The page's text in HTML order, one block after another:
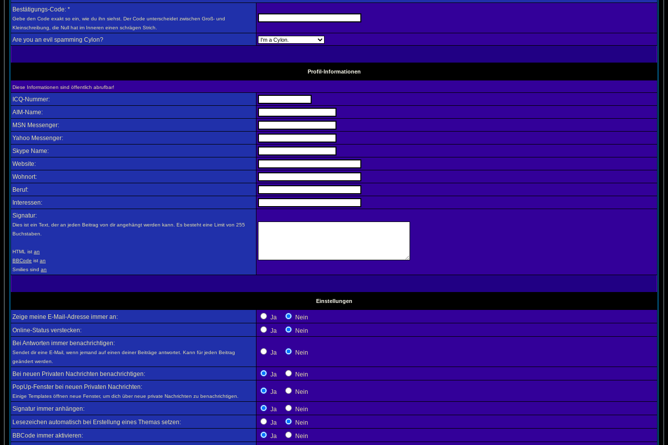
Bestätigungs-Code: *
Gebe den Code exakt so ein, wie du ihn siehst. Der Code unterscheidet zwischen Groß- und
Kleinschreibung, die Null hat im Inneren einen schrägen Strich.
Are you an evil spamming Cylon?
Profil-Informationen
Diese Informationen sind öffentlich abrufbar!
ICQ-Nummer:
AIM-Name:
MSN Messenger:
Yahoo Messenger:
Skype Name:
Website:
Wohnort:
Beruf:
Interessen:
Signatur:
Dies ist ein Text, der an jeden Beitrag von dir angehängt werden kann. Es besteht eine Limit von 255
Buchstaben.
HTML ist an
BBCode ist an
Smilies sind an
Einstellungen
Zeige meine E-Mail-Adresse immer an: Ja
Nein
Online-Status verstecken:
Ja
Nein
Bei Antworten immer benachrichtigen:
Sendet dir eine E-Mail, wenn jemand auf einen deiner Beiträge antwortet. Kann für jeden Beitrag
geändert werden.
Ja Nein
Bei neuen Privaten Nachrichten benachrichtigen: Ja
Nein
PopUp-Fenster bei neuen Privaten Nachrichten:
Einige Templates öffnen neue Fenster, um dich über neue private Nachrichten zu benachrichtigen.
Ja Nein
Signatur immer anhängen: Ja
Nein
Lesezeichen automatisch bei Erstellung eines Themas setzen:
Ja
Nein
BBCode immer aktivieren:
Ja Nein